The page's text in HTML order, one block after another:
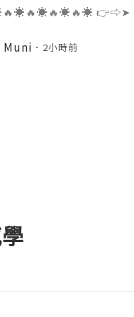
👉⇨➤
Visit To Website:
widely used
Muni 2小時前